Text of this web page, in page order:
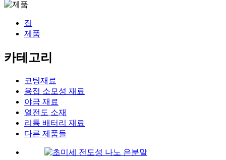
집
제품
카테고리
코팅재료
용접 소모성 재료
야금 재료
열전도 소재
리튬 배터리 재료
다른 제품들